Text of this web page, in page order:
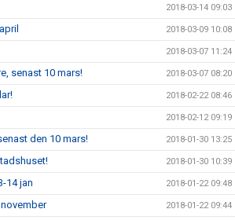
2018-03-14 09:03
2018-03-09 10:08
2018-03-07 11:24
senast 10 mars! 2018-03-07 08:20
2018-02-22 08:46
2018-02-12 09:19
den 10 mars! 2018-01-30 13:25
2018-01-30 10:39
14 jan 2018-01-22 09:48
2018-01-22 09:44